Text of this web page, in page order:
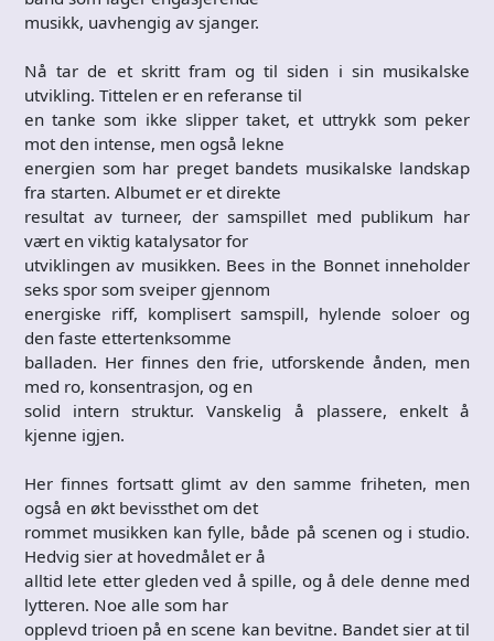
musikk, uavhengig av sjanger.
Nå tar de et skritt fram og til siden i sin musikalske
utvikling. Tittelen er en referanse til
en tanke som ikke slipper taket, et uttrykk som peker
mot den intense, men også lekne
energien som har preget bandets musikalske landskap
fra starten. Albumet er et direkte
resultat av turneer, der samspillet med publikum har
vært en viktig katalysator for
utviklingen av musikken. Bees in the Bonnet inneholder
seks spor som sveiper gjennom
energiske riff, komplisert samspill, hylende soloer og
den faste ettertenksomme
balladen. Her finnes den frie, utforskende ånden, men
med ro, konsentrasjon, og en
solid intern struktur. Vanskelig å plassere, enkelt å
kjenne igjen.
Her finnes fortsatt glimt av den samme friheten, men
også en økt bevissthet om det
rommet musikken kan fylle, både på scenen og i studio.
Hedvig sier at hovedmålet er å
alltid lete etter gleden ved å spille, og å dele denne med
lytteren. Noe alle som har
opplevd trioen på en scene kan bevitne. Bandet sier at til